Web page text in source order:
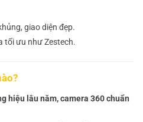
giao diện đẹp.
tối ưu như Zestech.
hiệu lâu năm, camera 360 chuẩn